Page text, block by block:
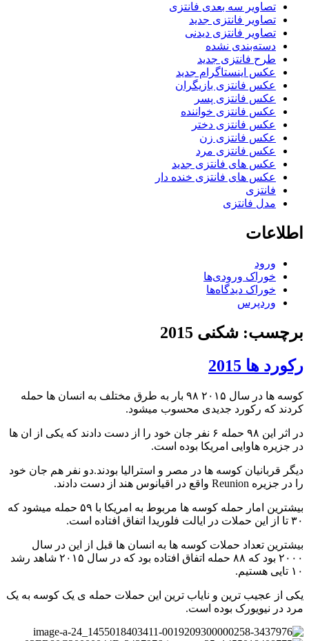
تصاویر سه بعدی فانتزی
تصاویر فانتزی جدید
تصاویر فانتزی دیدنی
دسته‌بندی نشده
طرح فانتزی جدید
عکس اینستاگرام جدید
عکس فانتزی بازیگران
عکس فانتزی پسر
عکس فانتزی خواننده
عکس فانتزی دختر
عکس فانتزی زن
عکس فانتزی مرد
عکس های فانتزی جدید
عکس های فانتزی خنده دار
فانتزی
مدل فانتزی
اطلاعات
ورود
خوراک ورودی‌ها
خوراک دیدگاه‌ها
وردپرس
برچسب: شکنی 2015
رکورد ها 2015
کوسه ها در سال ۲۰۱۵ ۹۸ بار به طرق مختلف به انسان ها حمله
کردند که رکورد جدیدی محسوب میشود.
در اثر این ۹۸ حمله ۶ نفر جان خود را از دست دادند که یکی از ان ها
در جزیره هاوایی امریکا بوده است.
دیگر قربانیان کوسه ها در مصر و استرالیا بودند.دو نفر هم جان خود
را در جزیره Reunion واقع در اقیانوس هند از دست دادند.
بیشترین امار حمله کوسه ها مربوط به امریکا با ۵۹ حمله میشود که
۳۰ تا از این حملات در ایالت فلوریدا اتفاق افتاده است.
بیشترین تعداد حملات کوسه ها به انسان ها قبل از این در سال
۲۰۰۰ بود که ۸۸ حمله اتفاق افتاده بود که در سال ۲۰۱۵ شاهد رشد
۱۰ تایی هستیم.
یکی از عجیب ترین و نایاب ترین این حملات حمله ی یک کوسه به یک
مرد در نیویورک بوده است.